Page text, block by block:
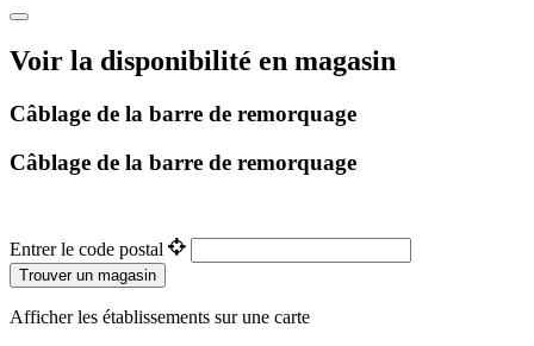
Voir la disponibilité en magasin
Câblage de la barre de remorquage
Câblage de la barre de remorquage
Entrer le code postal
Trouver un magasin
Afficher les établissements sur une carte